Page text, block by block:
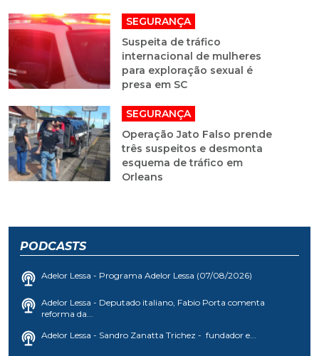
SEGURANÇA
Suspeita de tráfico
internacional de mulheres
para exploração sexual é
presa em SC
SEGURANÇA
Operação Jato Falso prende
três suspeitos e desmonta
esquema de tráfico em
Orleans
PODCASTS
Adelor Lessa - Programa Adelor Lessa (07/08/2026)
Adelor Lessa - Deputado italiano, Fabio Porta comenta
reforma da...
Adelor Lessa - Sandro Zanatta Trichez - fundador e...